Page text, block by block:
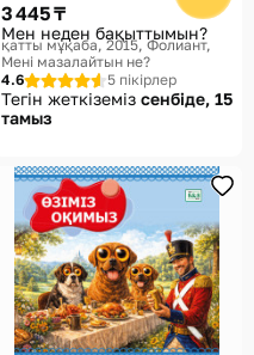
3 445 ₸
Мен неден бақыттымын?
қатты мұқаба, 2015 Фолиант,
Мені мазалайтын не?
4.6
5 пікірлер
Тегін жеткіземіз сенбіде, 15
тамыз